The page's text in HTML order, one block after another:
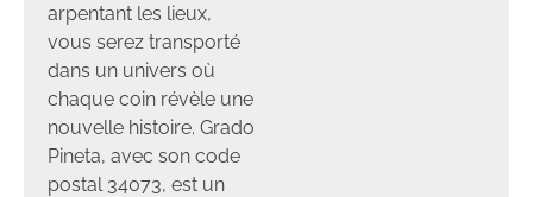
arpentant les lieux,
vous serez transporté
dans un univers où
chaque coin révèle une
nouvelle histoire. Grado
Pineta, avec son code
postal 34073, est un